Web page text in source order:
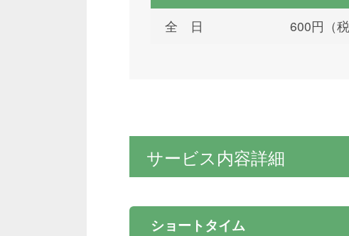
全 日 600円（税
サービス内容詳細
ショートタイム